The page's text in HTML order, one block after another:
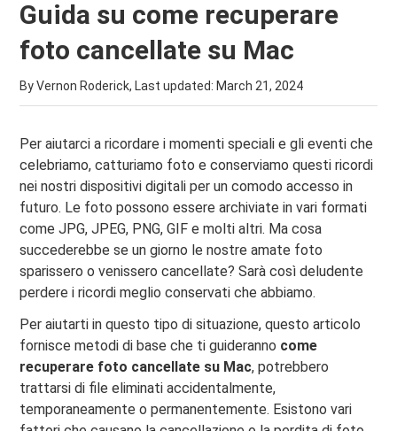
Guida su come recuperare
foto cancellate su Mac
By Vernon Roderick, Last updated: March 21, 2024
Per aiutarci a ricordare i momenti speciali e gli eventi che
celebriamo, catturiamo foto e conserviamo questi ricordi
nei nostri dispositivi digitali per un comodo accesso in
futuro. Le foto possono essere archiviate in vari formati
come JPG, JPEG, PNG, GIF e molti altri. Ma cosa
succederebbe se un giorno le nostre amate foto
sparissero o venissero cancellate? Sarà così deludente
perdere i ricordi meglio conservati che abbiamo.
Per aiutarti in questo tipo di situazione, questo articolo
fornisce metodi di base che ti guideranno come
recuperare foto cancellate su Mac, potrebbero
trattarsi di file eliminati accidentalmente,
temporaneamente o permanentemente. Esistono vari